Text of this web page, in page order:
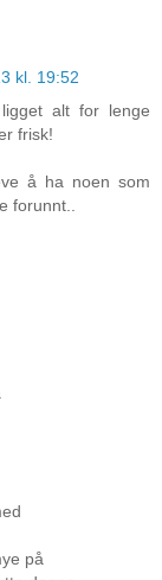
kl. 19:52
alt for lenge
frisk!
å ha noen som
forunnt..
på